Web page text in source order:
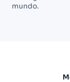
mundo.